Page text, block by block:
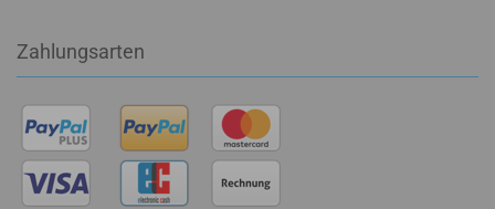
Zahlungsarten